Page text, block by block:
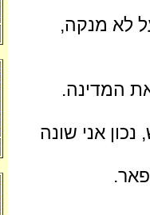
לא מנקה,
המדינה.
אני שונה